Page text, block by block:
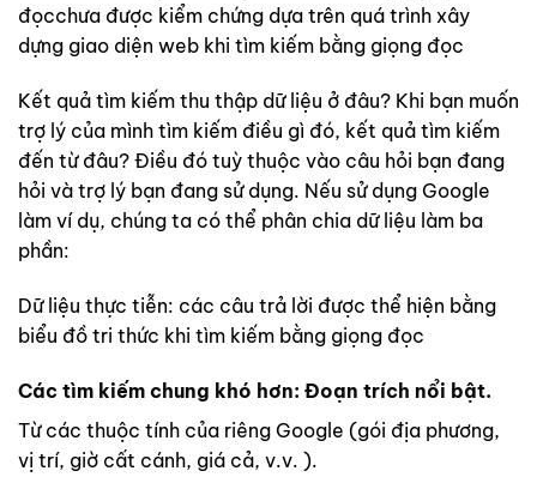
đọcchưa được kiểm chứng dựa trên quá trình xây
dựng giao diện web khi tìm kiếm bằng giọng đọc
Kết quả tìm kiếm thu thập dữ liệu ở đâu? Khi bạn muốn
trợ lý của mình tìm kiếm điều gì đó, kết quả tìm kiếm
đến từ đâu? Điều đó tuỳ thuộc vào câu hỏi bạn đang
hỏi và trợ lý bạn đang sử dụng. Nếu sử dụng Google
làm ví dụ, chúng ta có thể phân chia dữ liệu làm ba
phần:
Dữ liệu thực tiễn: các câu trả lời được thể hiện bằng
biểu đồ tri thức khi tìm kiếm bằng giọng đọc
Các tìm kiếm chung khó hơn: Đoạn trích nổi bật.
Từ các thuộc tính của riêng Google (gói địa phương,
vị trí, giờ cất cánh, giá cả, v.v. ).